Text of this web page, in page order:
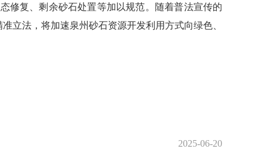
修复、剩余砂石处置等加以规范。随着普法宣传的
立法，将加速泉州砂石资源开发利用方式向绿色、
2025-06-20